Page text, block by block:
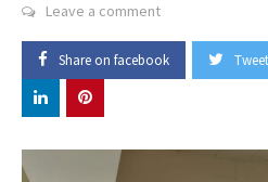
Leave a comment
Share on facebook